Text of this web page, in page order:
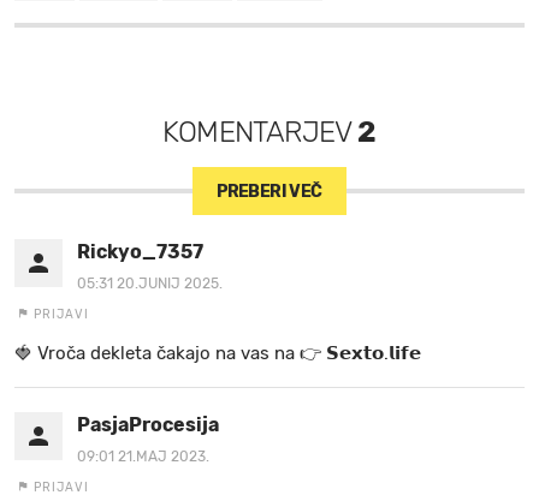
KOMENTARJEV2
PREBERI VEČ
Rickyo_7357
05:31 20.JUNIJ 2025.
PRIJAVI
🍓 V r o č a d e k l e t a ča k a jo na va s n a 👉 𝗦𝗲𝘅𝘁𝗼.𝗹𝗶𝗳𝗲
PasjaProcesija
09:01 21.MAJ 2023.
PRIJAVI